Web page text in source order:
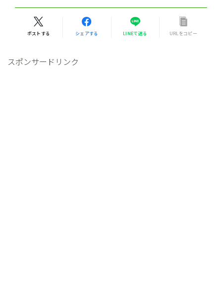
ポストする シェアする LINEで送る URLをコピー
スポンサードリンク